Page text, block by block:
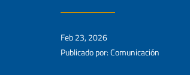
Feb 23, 2026
Publicado por: Comunicación